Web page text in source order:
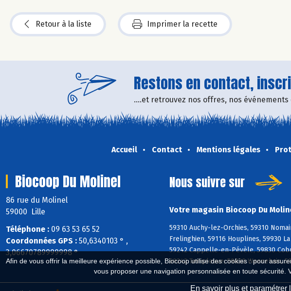
Afin de vous offrir la meilleure expérience possible, Biocoop utilise des cookies : pour
vous proposer une navigation personnalisée en toute
En savoir plus et paramétrer
Retour à la liste Imprimer la recette
Restons en contact,
....et retrouvez nos offres, nos
Accueil Contact Mentions légales
Biocoop Du Molinel
86 rue du Molinel
59000 Lille
Téléphone : 09 63 53 65 52
Coordonnées GPS : 50,6340103 ° ,
3,06670789999998 °
Nous suivre sur
Votre magasin Biocoop Du
59310 Auchy-lez-Orchies, 59310
Frelinghien, 59116 Houplines, 59930
59242 Cappelle-en-Pévèle, 59830
59242 Templeuve, 59830 Wannehain,